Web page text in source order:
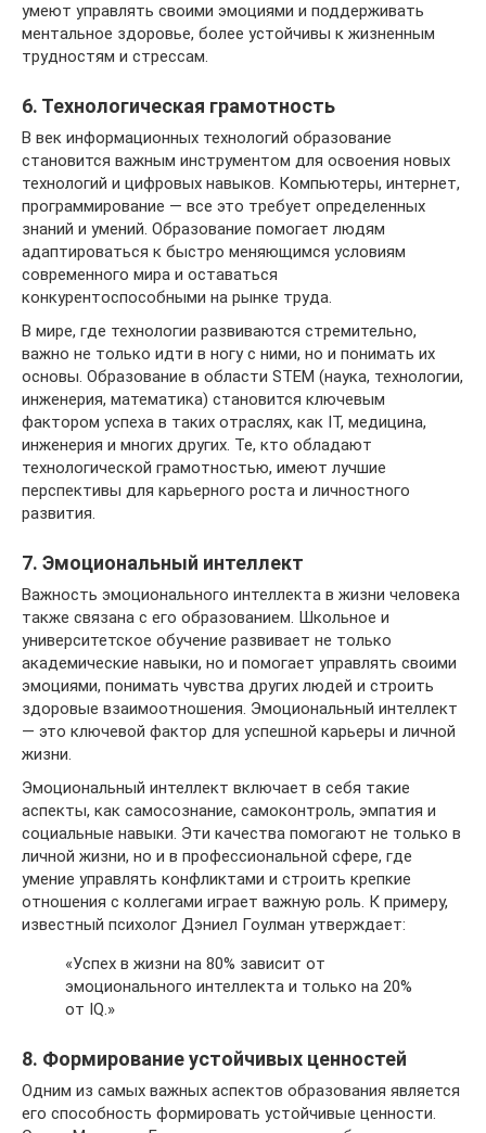
умеют управлять своими эмоциями и поддерживать
ментальное здоровье, более устойчивы к жизненным
трудностям и стрессам.
6. Технологическая грамотность
В век информационных технологий образование
становится важным инструментом для освоения новых
технологий и цифровых навыков. Компьютеры, интернет,
программирование — все это требует определенных
знаний и умений. Образование помогает людям
адаптироваться к быстро меняющимся условиям
современного мира и оставаться
конкурентоспособными на рынке труда.
В мире, где технологии развиваются стремительно,
важно не только идти в ногу с ними, но и понимать их
основы. Образование в области STEM (наука, технологии,
инженерия, математика) становится ключевым
фактором успеха в таких отраслях, как IT, медицина,
инженерия и многих других. Те, кто обладают
технологической грамотностью, имеют лучшие
перспективы для карьерного роста и личностного
развития.
7. Эмоциональный интеллект
Важность эмоционального интеллекта в жизни человека
также связана с его образованием. Школьное и
университетское обучение развивает не только
академические навыки, но и помогает управлять своими
эмоциями, понимать чувства других людей и строить
здоровые взаимоотношения. Эмоциональный интеллект
— это ключевой фактор для успешной карьеры и личной
жизни.
Эмоциональный интеллект включает в себя такие
аспекты, как самосознание, самоконтроль, эмпатия и
социальные навыки. Эти качества помогают не только в
личной жизни, но и в профессиональной сфере, где
умение управлять конфликтами и строить крепкие
отношения с коллегами играет важную роль. К примеру,
известный психолог Дэниел Гоулман утверждает:
«Успех в жизни на 80% зависит от
эмоционального интеллекта и только на 20%
от IQ.»
8. Формирование устойчивых ценностей
Одним из самых важных аспектов образования является
его способность формировать устойчивые ценности.